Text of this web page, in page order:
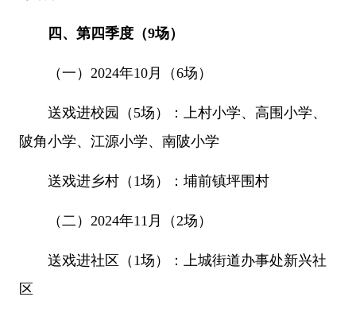
四、第四季度（9场）
（一）2024年10月（6场）
送戏进校园（5场）：上村小学、高围小学、
陂角小学、江源小学、南陂小学
送戏进乡村（1场）：埔前镇坪围村
（二）2024年11月（2场）
送戏进社区（1场）：上城街道办事处新兴社
区